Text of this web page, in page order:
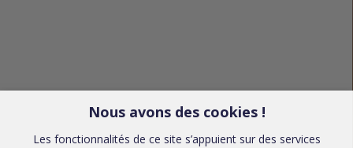
Nous avons des cookies !
Les fonctionnalités de ce site s’appuient sur des services